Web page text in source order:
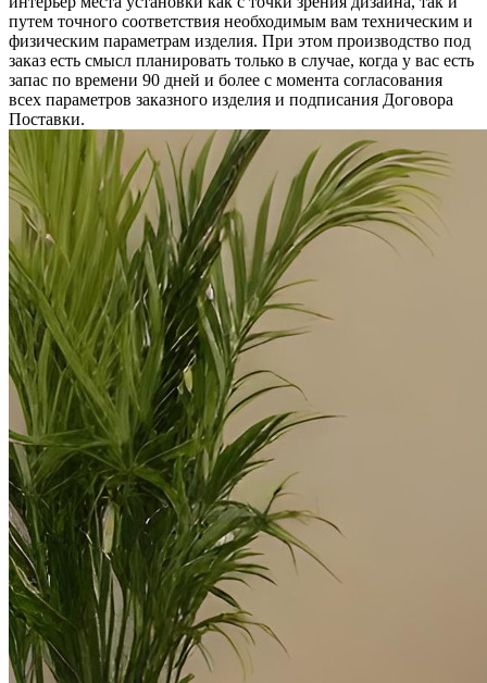
путем точного соответствия необходимым вам техническим и
физическим параметрам изделия. При этом производство под
заказ есть смысл планировать только в случае, когда у вас есть
запас по времени 90 дней и более с момента согласования
всех параметров заказного изделия и подписания Договора
Поставки.